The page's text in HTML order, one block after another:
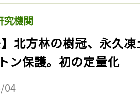
究機関
】北方林の樹冠、永久
ン保護。初の定量化
04